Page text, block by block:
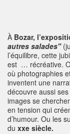
À Bozar,
autres salades"
l’équilibre, cette
est … récréative.
où photographies
inventent une
découvre aussi
images se
en tension qui
d’humour. Ou les
du xxe siècle.